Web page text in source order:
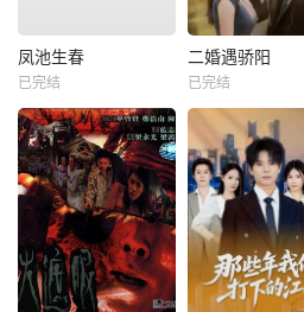
凤池生春
已完结
二婚遇骄阳
已完结